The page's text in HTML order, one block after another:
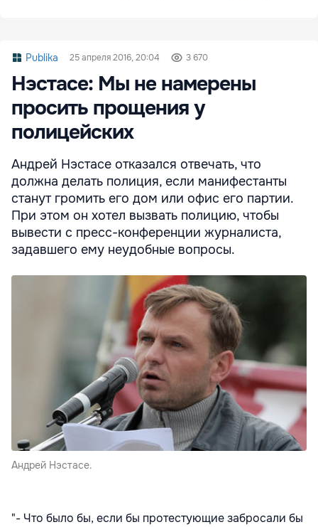
Publika 25 апреля 2016, 20:04 3 670
Нэстасе: Мы не намерены
просить прощения у
полицейских
Андрей Нэстасе отказался отвечать, что
должна делать полиция, если манифестанты
станут громить его дом или офис его партии.
При этом он хотел вызвать полицию, чтобы
вывести с пресс-конференции журналиста,
задавшего ему неудобные вопросы.
Андрей Нэстасе.
"- Что было бы, если бы протестующие забросали бы